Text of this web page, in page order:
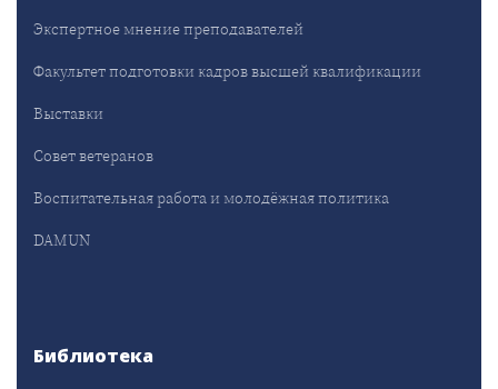
Экспертное мнение преподавателей
Факультет подготовки кадров высшей квалификации
Выставки
Совет ветеранов
Воспитательная работа и молодёжная политика
DAMUN
Библиотека